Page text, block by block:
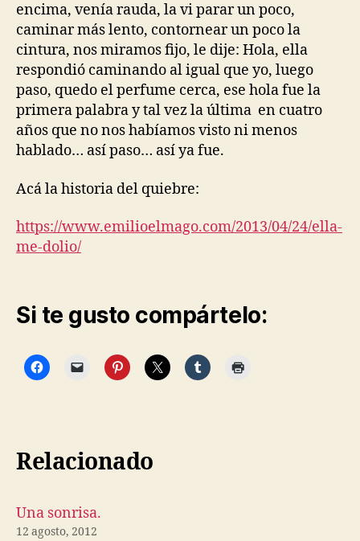
encima, venía rauda, la vi parar un poco,
caminar más lento, contornear un poco la
cintura, nos miramos fijo, le dije: Hola, ella
respondió caminando al igual que yo, luego
paso, quedo el perfume cerca, ese hola fue la
primera palabra y tal vez la última en cuatro
años que no nos habíamos visto ni menos
hablado… así paso… así ya fue.
Acá la historia del quiebre:
https://www.emilioelmago.com/2013/04/24/ella-
me-dolio/
Si te gusto compártelo:
Relacionado
Una sonrisa.
12 agosto, 2012